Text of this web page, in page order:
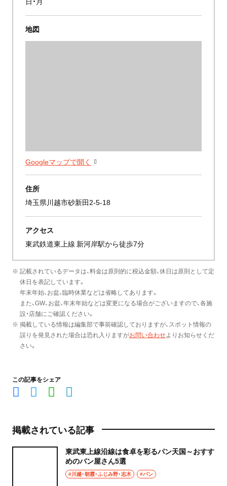
地図
Googleマップで開く
住所
埼玉県川越市砂新田2-5-18
アクセス
東武鉄道東上線 新河岸駅から徒歩7分
※ 記載されているデータは、料金は原則的に税込金額、休日は原則として定
休日を表記しています。
年末年始、お盆、臨時休業などは省略してあります。
また、GW、お盆、年末年始などは変更になる場合がございますので、各施
設・店舗にご確認ください。
※ 掲載している情報は編集部で事前確認しておりますが、スポット情報の
誤りを発見された場合は恐れ入りますがお問い合わせよりお知らせくだ
さい。
この記事をシェア
掲載されている記事
東武東上線沿線は食卓を彩るパン天国～おすす
めのパン屋さん5選
#川越・朝霞・ふじみ野・志木 #パン